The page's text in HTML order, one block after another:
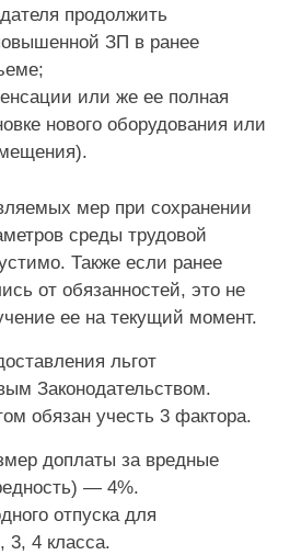
продолжить
ЗП в ранее
или же ее полная
нового оборудования или
мер при сохранении
среды трудовой
Также если ранее
от обязанностей, это не
ее на текущий момент.
льгот
Законодательством.
обязан учесть 3 фактора.
доплаты за вредные
— 4%.
отпуска для
3, 4 класса.